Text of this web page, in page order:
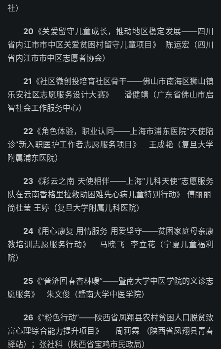
社）
20 《关爱留守儿童成长，推动地区稳定发展——四川
省内江市市中区关爱贫困村留守儿童项目》 陈运宏（四川
省内江市市中区志愿者协会）
21 《社区微创投培育社区骨干——佛山市南海区狮山镇
乐安社区志愿服务设计大赛》 潘健靖（广东省佛山市启
智社会工作服务中心）
22 《角色体验，职业认同——上海市浦东医院“天使陪
诊”新入职医护工作者志愿服务项目》 王成艳（复旦大学
附属浦东医院）
23 《彩云之南 天使相伴——上海“儿科天使”志愿服务
队在云南香格里拉救助困难先心病儿童特别行动》 傅丽丽
简杜莹 王婷（复旦大学附属儿科医院）
24 《用心康复 用情服务 用爱坚守——贫困家庭母亲康
教培训志愿服务行动》 马晓飞 李立花（宁夏儿童福利
院）
25 《“普济回春杏林暖”——暨南大学中医学院的义诊志
愿服务》 朱文俊（暨南大学中医学院）
26 《“粉色行动”——陕西省凤翔县农村贫困人口脱贫致
富心理综合能力提升项目》 周莉霖 （陕西省凤翔县青春
驿站）；张社科（陕西省宝鸡市民政局）